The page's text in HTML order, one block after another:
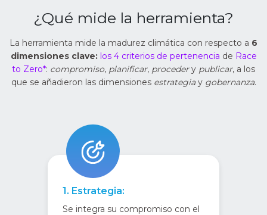
¿Qué mide la herramienta?
La herramienta mide la madurez climática con respecto a 6
dimensiones clave: los 4 criterios de pertenencia de Race
to Zero*: compromiso, planificar, procedery publicar, a los
que se añadieron las dimensiones estrategiay gobernanza.
1. Estrategia:
Se integra su compromiso con el